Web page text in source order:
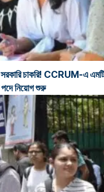
সরকারি চাকরি! CCRUM-এ
পদে নিয়োগ শুরু